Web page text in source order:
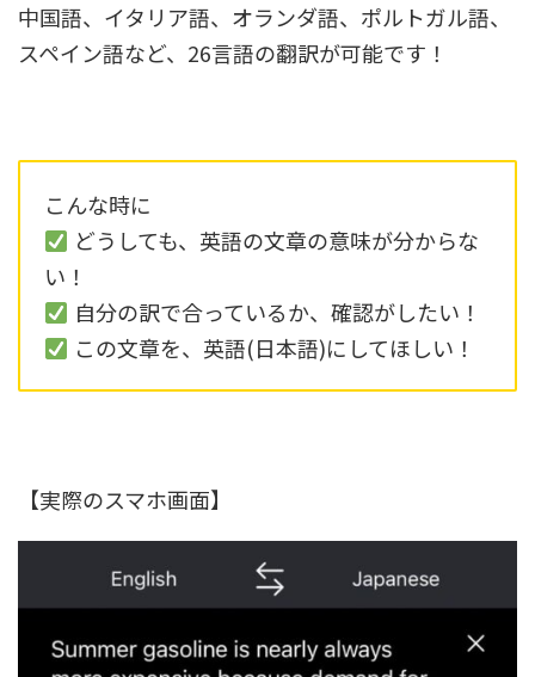
中国語、イタリア語、オランダ語、ポルトガル語、
スペイン語など、26言語の翻訳が可能です！
こんな時に
どうしても、英語の文章の意味が分からな
い！
自分の訳で合っているか、確認がしたい！
この文章を、英語(日本語)にしてほしい！
【実際のスマホ画面】